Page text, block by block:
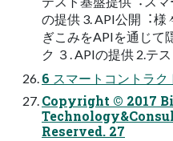
の提供 3. API公開︓
ぎこみをAPIを通じて
ク ３. APIの提供 2.テ
6 スマートコントラク
Copyright © 2017
Reserved. 27